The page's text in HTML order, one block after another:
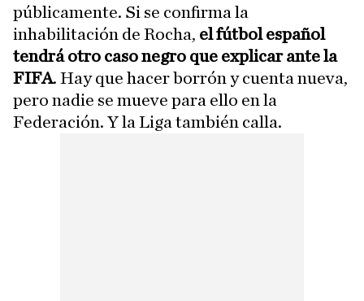
públicamente. Si se confirma la
inhabilitación de Rocha, el fútbol español
tendrá otro caso negro que explicar ante la
FIFA. Hay que hacer borrón y cuenta nueva,
pero nadie se mueve para ello en la
Federación. Y la Liga también calla.